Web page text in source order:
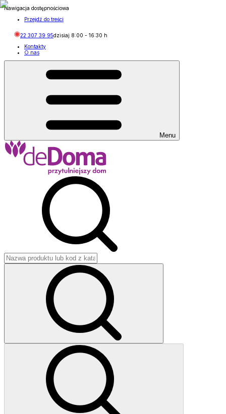
Nawigacja dostępnościowa
Przejdź do treści
22 307 39 95dzisiaj 8:00 - 16:30 h
Kontakty
O nas
Menu